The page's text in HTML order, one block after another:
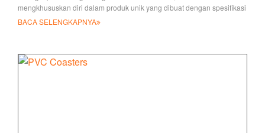
mengkhususkan diri dalam produk unik yang dibuat dengan spesifikasi
Anda yang tepat, termasuk bentuk apa pun, si
BACA SELENGKAPNYA